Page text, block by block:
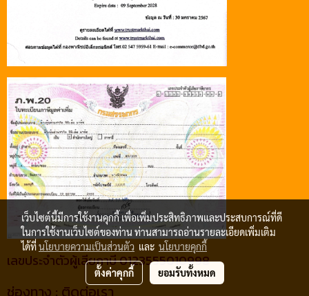
เลขประจำตัวผู้เสียภาษี 0123555010998
ช่องทาง : ติดต่อเรา
เว็บไซต์นี้มีการใช้งานคุกกี้ เพื่อเพิ่มประสิทธิภาพและประสบการณ์ที่ดี
ในการใช้งานเว็บไซต์ของท่าน ท่านสามารถอ่านรายละเอียดเพิ่มเติม
ได้ที่นโยบายความเป็นส่วนตัว และ นโยบายคุกกี้
ตั้งค่าคุกกี้ ยอมรับทั้งหมด